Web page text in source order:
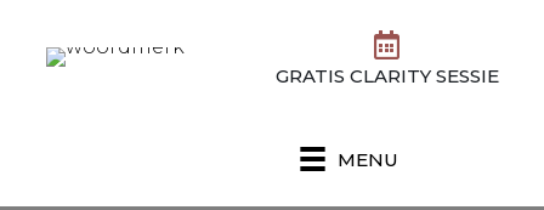
GRATIS CLARITY SESSIE
MENU